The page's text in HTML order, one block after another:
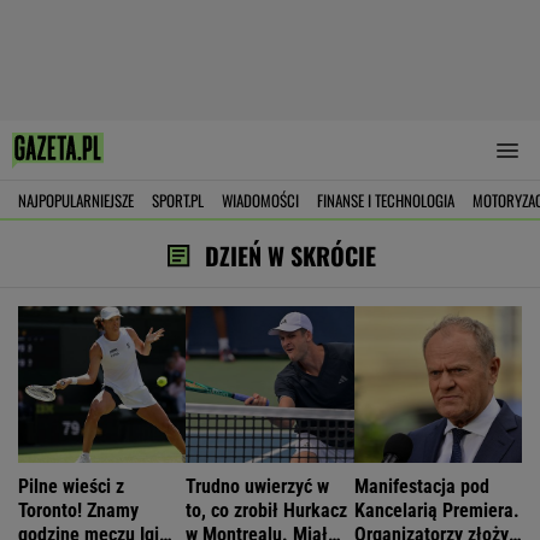
NAJPOPULARNIEJSZE SPORT.PL WIADOMOŚCI FINANSE I TECHNOLOGIA
DZIEŃ W SKRÓCIE
Pilne wieści z
Toronto! Znamy
godzinę meczu Igi
Trudno uwierzyć w
to, co zrobił Hurkacz
w Montrealu. Miał
Manifestacja pod
Kancelarią Premiera.
Organizatorzy złożyli